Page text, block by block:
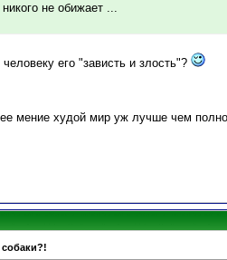
не обижает ...
его "зависть и злость"?
мение худой мир уж лучше чем